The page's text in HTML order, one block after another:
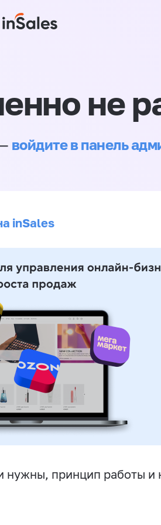
не
войдите в панель
inSales
нужны, принцип работы и